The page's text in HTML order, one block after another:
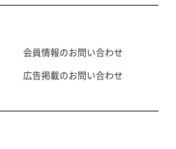
会員情報のお問い合わせ
広告掲載のお問い合わせ